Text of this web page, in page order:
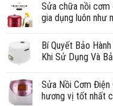
Sửa chữa nồi
gia dụng luôn như
Bí Quyết Bảo
Khi Sử Dụng Và
Sửa Nồi Cơm
hương vị tốt nhất